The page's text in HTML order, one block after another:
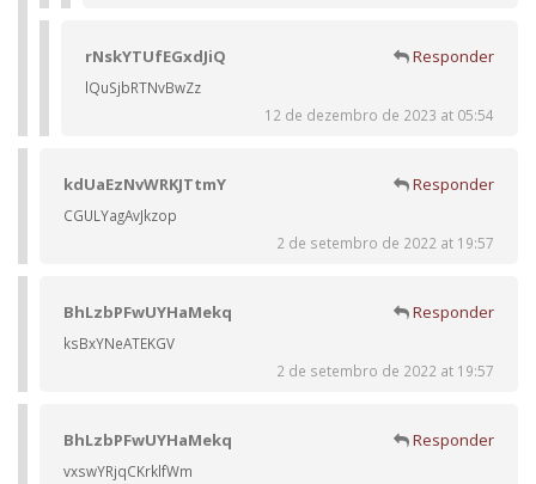
rNskYTUfEGxdJiQ Responder
lQuSjbRTNvBwZz
12 de dezembro de 2023 at 05:54
kdUaEzNvWRKJTtmY Responder
CGULYagAvJkzop
2 de setembro de 2022 at 19:57
BhLzbPFwUYHaMekq Responder
ksBxYNeATEKGV
2 de setembro de 2022 at 19:57
BhLzbPFwUYHaMekq Responder
vxswYRjqCKrklfWm